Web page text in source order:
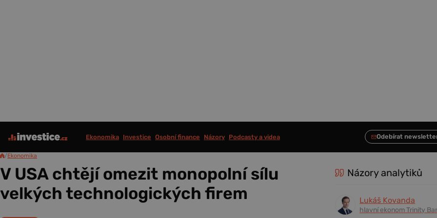
Ekonomika Investice Osobní finance Názory Podcasty a videa
/Ekonomika
V USA chtějí omezit monopolní sílu
velkých technologických firem
Názory analytiků
Lukáš Kovanda
hlavní ekonom Trinity